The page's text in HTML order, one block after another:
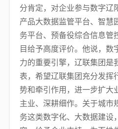
分肯定，对企业参与数字辽
产品大数据监管平台、智慧
务平台、预备役综合信息管
目给予高度评价。他说，数
力的重要引擎，辽联集团是
表，希望辽联集团充分发挥
势和牵引作用，进一步扩大
主业、深耕细作。关于城市
务这类数字化、大数据建设